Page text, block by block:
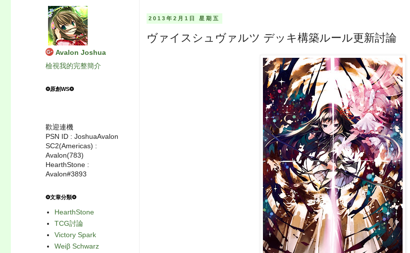
2013年2月1日 星期五
ヴァイスシュヴァルツ デッキ構築ルール更新討論
Avalon Joshua
檢視我的完整簡介
❂原創WS❂
歡迎連機
PSN ID : JoshuaAvalon
SC2(Americas) :
Avalon(783)
HearthStone :
Avalon#3893
❂文章分類❂
HearthStone
TCG討論
Victory Spark
Weiβ Schwarz